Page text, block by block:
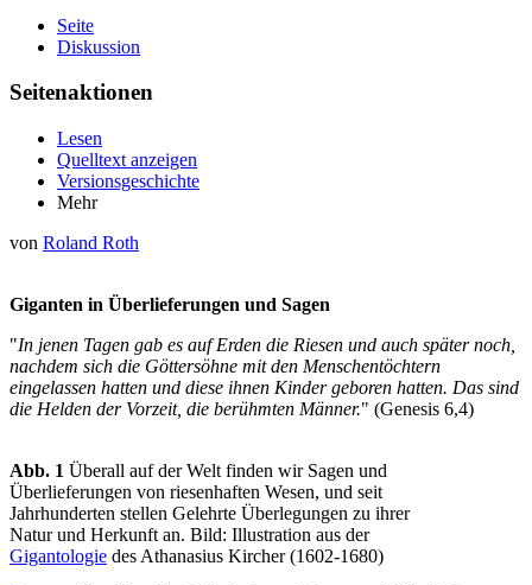
Seite
Diskussion
Seitenaktionen
Lesen
Quelltext anzeigen
Versionsgeschichte
Mehr
von Roland Roth
Giganten in Überlieferungen und Sagen
"In jenen Tagen gab es auf Erden die Riesen und auch später noch,
nachdem sich die Göttersöhne mit den Menschentöchtern
eingelassen hatten und diese ihnen Kinder geboren hatten. Das sind
die Helden der Vorzeit, die berühmten Männer." (Genesis 6,4)
Abb. 1 Überall auf der Welt finden wir Sagen und
Überlieferungen von riesenhaften Wesen, und seit
Jahrhunderten stellen Gelehrte Überlegungen zu ihrer
Natur und Herkunft an. Bild: Illustration aus der
Gigantologie des Athanasius Kircher (1602-1680)